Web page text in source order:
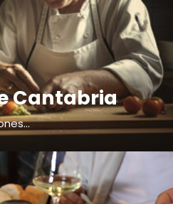
Cantabria